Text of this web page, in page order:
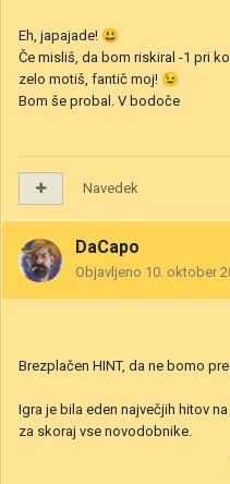
Eh, japajade! 😃
Če misliš, da bom riskiral -1 pri
zelo motiš, fantič moj! 😉
Bom še probal. V bodoče
Navedek
DaCapo
Objavljeno 10. oktober
Brezplačen HINT, da ne bomo
Igra je bila eden največjih hitov
za skoraj vse novodobnike.